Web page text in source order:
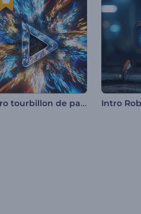
Intro tourbillon de particules scintillantes Intro